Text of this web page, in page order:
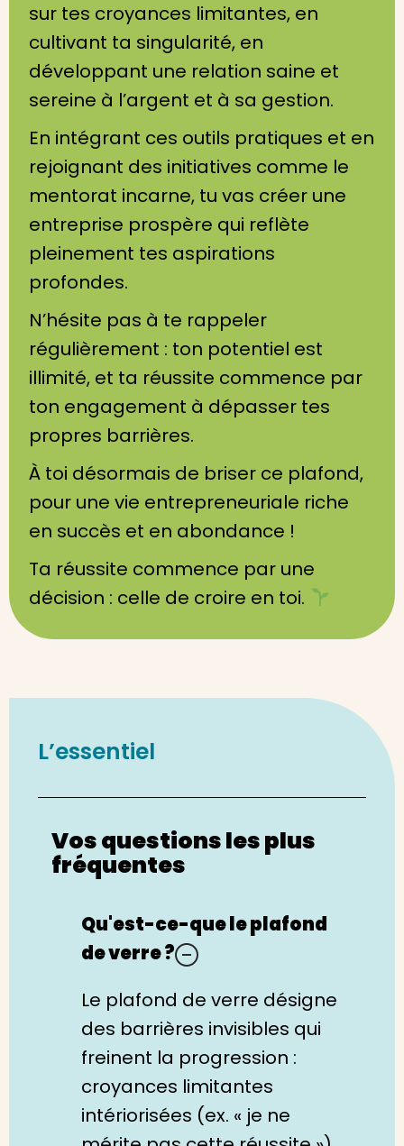
sur tes croyances limitantes, en
cultivant ta singularité, en
développant une relation saine et
sereine à l’argent et à sa gestion.
En intégrant ces outils pratiques et en
rejoignant des initiatives comme le
mentorat incarne, tu vas créer une
entreprise prospère qui reflète
pleinement tes aspirations
profondes.
N’hésite pas à te rappeler
régulièrement : ton potentiel est
illimité, et ta réussite commence par
ton engagement à dépasser tes
propres barrières.
À toi désormais de briser ce plafond,
pour une vie entrepreneuriale riche
en succès et en abondance !
Ta réussite commence par une
décision : celle de croire en toi.
L’essentiel
Vos questions les plus
fréquentes
Qu'est-ce-que le plafond
de verre ?
Le plafond de verre désigne
des barrières invisibles qui
freinent la progression :
croyances limitantes
intériorisées (ex. « je ne